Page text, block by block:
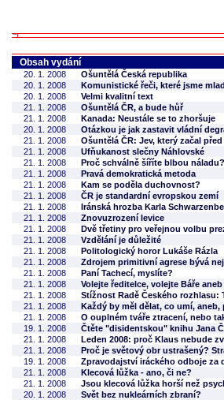
Obsah vydání
20. 1. 2008
Ošuntělá Česká republika
20. 1. 2008
Komunistické řeči, které jsme
20. 1. 2008
Velmi kvalitní text
21. 1. 2008
Ošuntělá ČR, a bude hůř
21. 1. 2008
Kanada: Neustále se to zhoršuje
20. 1. 2008
Otázkou je jak zastavit vládní
21. 1. 2008
Ošuntělá ČR: Jev, který začal
21. 1. 2008
Ufňukanost slečny Náhlovské
21. 1. 2008
Proč schválně šíříte blbou náladu?
21. 1. 2008
Pravá demokratická metoda
21. 1. 2008
Kam se poděla duchovnost?
21. 1. 2008
ČR je standardní evropskou zemí
21. 1. 2008
Iránská hrozba Karla
21. 1. 2008
Znovuzrození levice
21. 1. 2008
Dvě třetiny pro veřejnou volbu
21. 1. 2008
Vzdělání je důležité
21. 1. 2008
Politologický horor Lukáše Rázla
21. 1. 2008
Zdrojem primitivní agrese bývá
21. 1. 2008
Paní Tachecí, myslíte?
21. 1. 2008
Volejte ředitelce, volejte Báře aneb
21. 1. 2008
Stížnost Radě Českého rozhlasu:
21. 1. 2008
Každý by měl dělat, co umí,
21. 1. 2008
O ouplném tváře ztracení, nebo
19. 1. 2008
Čtěte "disidentskou" knihu Jana
21. 1. 2008
Leden 2008: proč Klaus nebude
21. 1. 2008
Proč je světový obr ustrašený?
19. 1. 2008
Zpravodajství iráckého odboje za
21. 1. 2008
Klecová lůžka - ano, či ne?
21. 1. 2008
Jsou klecová lůžka horší než
20. 1. 2008
Svět bez nukleárních zbraní?